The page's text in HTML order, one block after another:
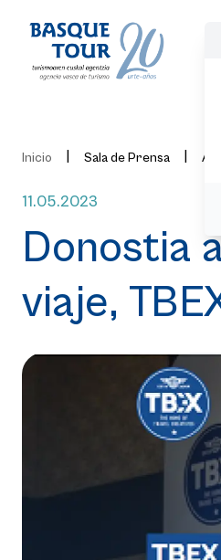
Inicio Sala de Prensa
11.05.2023
Donostia
viaje,